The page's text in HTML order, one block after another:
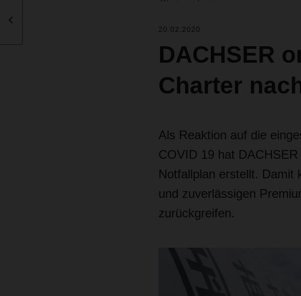
20.02.2020
DACHSER
Charter
Als Reaktion auf die
COVID 19 hat
Notfallplan erstellt. Damit
und zuverlässigen
zurückgreifen.